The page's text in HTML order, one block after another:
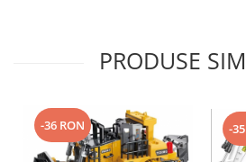
PRODUSE
-36 RON -